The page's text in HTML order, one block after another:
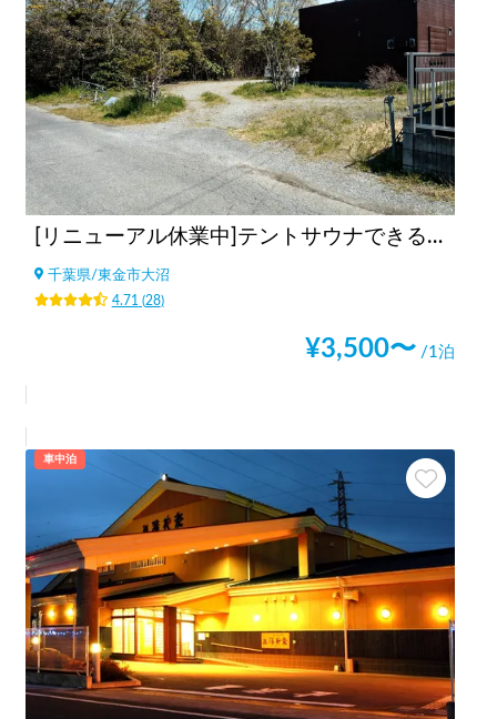
[リニューアル休業中]テントサウナできるスポットsalon pheasant(サロンフェーザント)
千葉県/東金市大沼
4.71 (28)
¥3,500〜 /1泊
車中泊